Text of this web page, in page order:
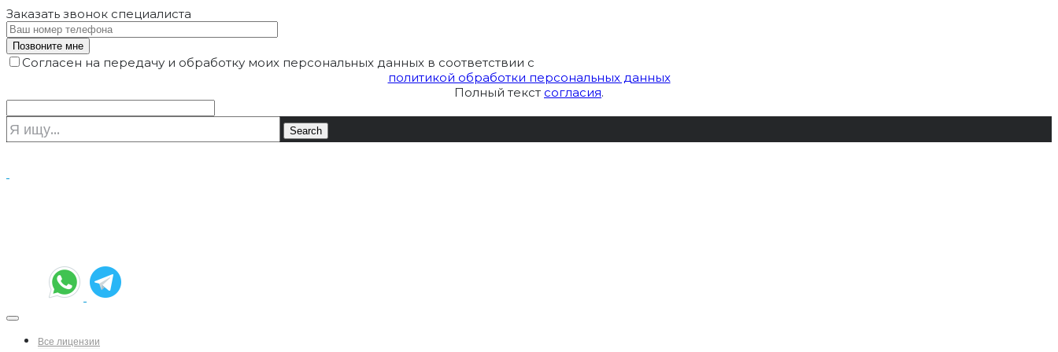
Заказать звонок специалиста
Согласен на передачу и обработку моих персональных данных в соответствии с
политикой обработки персональных данных
Полный текст согласия.
Все лицензии